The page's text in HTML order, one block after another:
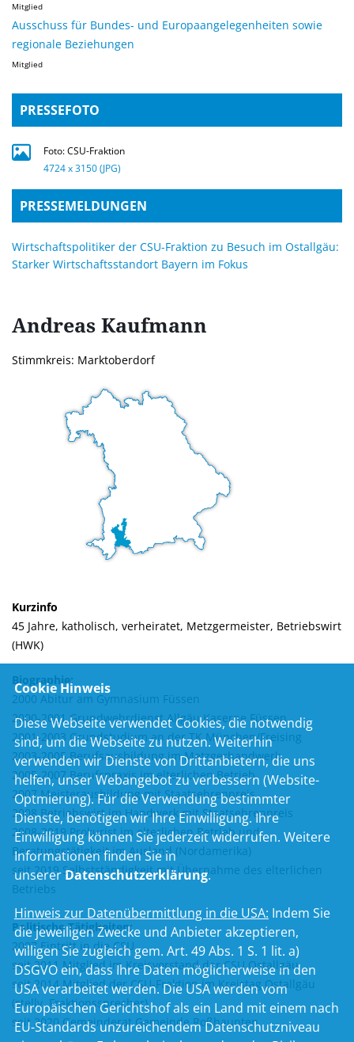
Mitglied
Ausschuss für Bundes- und Europaangelegenheiten sowie
regionale Beziehungen
Mitglied
PRESSEFOTO
Foto: CSU-Fraktion
4724 x 3150 (JPG)
PRESSEMELDUNGEN
Wirtschaftspolitiker der CSU-Fraktion zu Besuch im Ostallgäu:
Starker Wirtschaftsstandort Bayern im Fokus
Andreas Kaufmann
Stimmkreis: Marktoberdorf
Kurzinfo
45 Jahre, katholisch, verheiratet, Metzgermeister, Betriebswirt
(HWK)
Biographie:
2000 Abitur am Gymnasium Füssen
2000-2001 Grundwehrdienst Allgäu Kaserne Füssen
2001-2003 Grundstudium an der TK München/Freising
2003-2005 Berufsausbildung im Metzgerhandwerk
2005-2007 Berufspraxis im elterlichen Betrieb
2007 Meisterausbildung mit Staatsehrenpreis
2008 Betriebswirt im Handwerk mit Staatsehrenpreis
2008-2019 Prokurist im elterlichen Betrieb und
Beratungstätigkeit im Ausland (Nordamerika)
seit 2019 Selbstständigkeit mit Übernahme des elterlichen
Betriebs
Politische Tätigkeiten:
2007 Eintritt in die CSU
seit 2011 Mitglied im Kreisvorstand der CSU Ostallgäu
seit 2014 Mitglied der CSU-Fraktion im Kreistag Ostallgäu
(stellv. Fraktionssprecher)
seit 2020 Gemeinderat Gemeinde Roßhaupten
Cookie Hinweis
Diese Webseite verwendet Cookies, die notwendig
sind, um die Webseite zu nutzen. Weiterhin
verwenden wir Dienste von Drittanbietern, die uns
helfen, unser Webangebot zu verbessern (Website-
Optmierung). Für die Verwendung bestimmter
Dienste, benötigen wir Ihre Einwilligung. Ihre
Einwilligung können Sie jederzeit widerrufen. Weitere
Informationen finden Sie in
unsererDatenschutzerklärung.
Hinweis zur Datenübermittlung in die USA: Indem Sie
die jeweiligen Zwecke und Anbieter akzeptieren,
willigen Sie zugleich gem. Art. 49 Abs. 1 S. 1 lit. a)
DSGVO ein, dass Ihre Daten möglicherweise in den
USA verarbeitet werden. Die USA werden vom
Europäischen Gerichtshof als ein Land mit einem nach
EU-Standards unzureichendem Datenschutzniveau